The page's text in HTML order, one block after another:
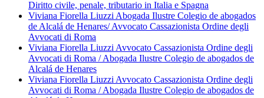
Diritto civile, penale, tributario in Italia e Spagna
Viviana Fiorella Liuzzi Abogada Ilustre Colegio de abogados
de Alcalá de Henares/ Avvocato Cassazionista Ordine degli
Avvocati di Roma
Viviana Fiorella Liuzzi Avvocato Cassazionista Ordine degli
Avvocati di Roma / Abogada Ilustre Colegio de abogados de
Alcalá de Henares
Viviana Fiorella Liuzzi Avvocato Cassazionista Ordine degli
Avvocati di Roma / Abogada Ilustre Colegio de abogados de